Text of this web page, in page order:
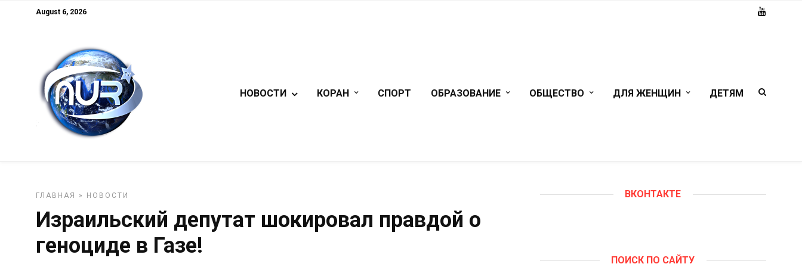
August 6, 2026
НОВОСТИ КОРАН СПОРТ ОБРАЗОВАНИЕ ОБЩЕСТВО ДЛЯ ЖЕНЩИН ДЕТЯМ
ГЛАВНАЯ » НОВОСТИ
Израильский депутат шокировал правдой о
геноциде в Газе!
ВКОНТАКТЕ
ПОИСК ПО САЙТУ